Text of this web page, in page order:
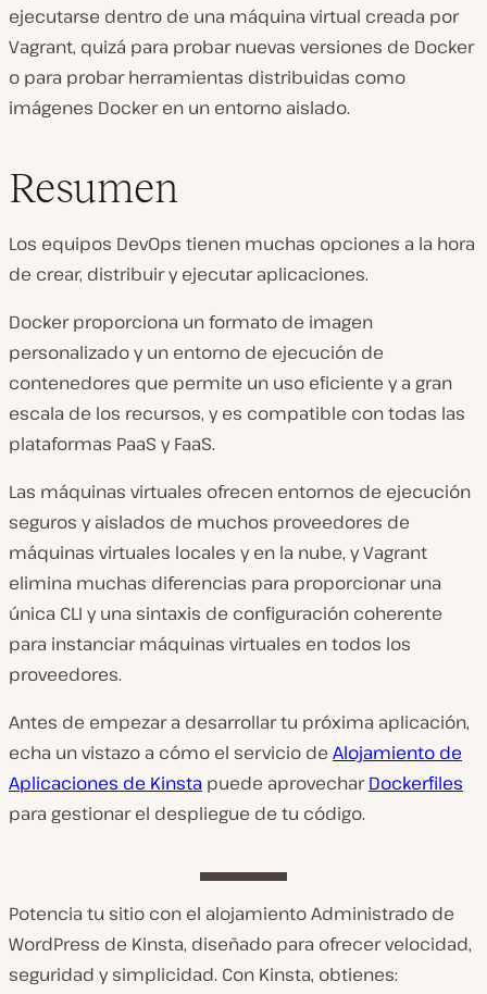
ejecutarse dentro de una máquina virtual creada por
Vagrant, quizá para probar nuevas versiones de Docker
o para probar herramientas distribuidas como
imágenes Docker en un entorno aislado.
Resumen
Los equipos DevOps tienen muchas opciones a la hora
de crear, distribuir y ejecutar aplicaciones.
Docker proporciona un formato de imagen
personalizado y un entorno de ejecución de
contenedores que permite un uso eficiente y a gran
escala de los recursos, y es compatible con todas las
plataformas PaaS y FaaS.
Las máquinas virtuales ofrecen entornos de ejecución
seguros y aislados de muchos proveedores de
máquinas virtuales locales y en la nube, y Vagrant
elimina muchas diferencias para proporcionar una
única CLI y una sintaxis de configuración coherente
para instanciar máquinas virtuales en todos los
proveedores.
Antes de empezar a desarrollar tu próxima aplicación,
echa un vistazo a cómo el servicio de Alojamiento de
Aplicaciones de Kinsta puede aprovecharDockerfiles
para gestionar el despliegue de tu código.
Potencia tu sitio con el alojamiento Administrado de
WordPress de Kinsta, diseñado para ofrecer velocidad,
seguridad y simplicidad. Con Kinsta, obtienes: